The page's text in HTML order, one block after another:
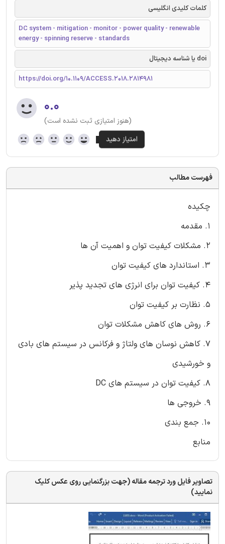
کلمات کلیدی انگلیسی
DC system - mitigation - monitor - power quality - renewable
energy - spinning reserve - standards
doi یا شناسه دیجیتال
https://doi.org/10.1109/ACCESS.2018.2814981
۰.۰
(هنوز امتیازی ثبت نشده است)
فهرست مطالب
چکیده
1. مقدمه
2. مشکلات کیفیت توان و اهمیت آن ها
3. استاندارد های کیفیت توان
4. کیفیت توان برای انرژی های تجدید پذیر
5. نظارت بر کیفیت توان
6. روش های کاهش مشکلات توان
7. کاهش نوسان های ولتاژ و فرکانس در سیستم های بادی
و خورشیدی
8. کیفیت توان در سیستم های DC
9. خروجی ها
10. جمع بندی
منابع
تصاویر فایل ورد ترجمه مقاله (جهت بزرگنمایی روی عکس کلیک
نمایید)